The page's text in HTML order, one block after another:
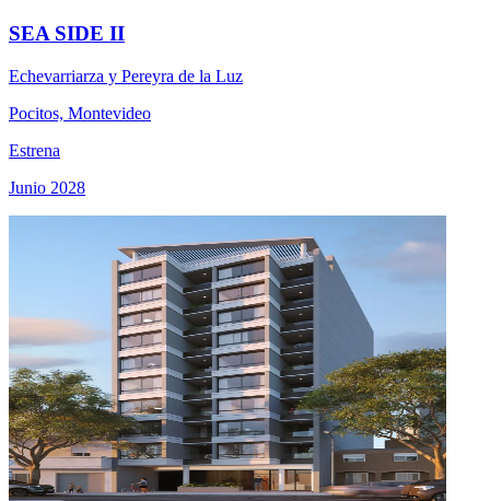
SEA SIDE II
Echevarriarza y Pereyra de la Luz
Pocitos, Montevideo
Estrena
Junio 2028